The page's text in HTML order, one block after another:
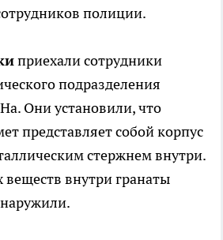
полиции.
приехали сотрудники
подразделения
Они установили, что
представляет собой корпус
стержнем внутри.
внутри гранаты